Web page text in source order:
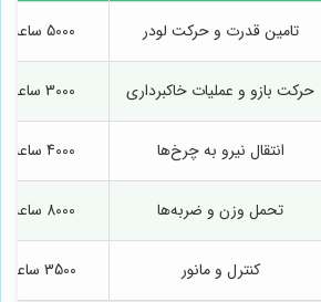
تامین قدرت و حرکت لودر 5000 ساعت
حرکت بازو و عملیات خاکبرداری 3000 ساعت
انتقال نیرو به چرخ‌ها 4000 ساعت
تحمل وزن و ضربه‌ها 8000 ساعت
کنترل و مانور 3500 ساعت